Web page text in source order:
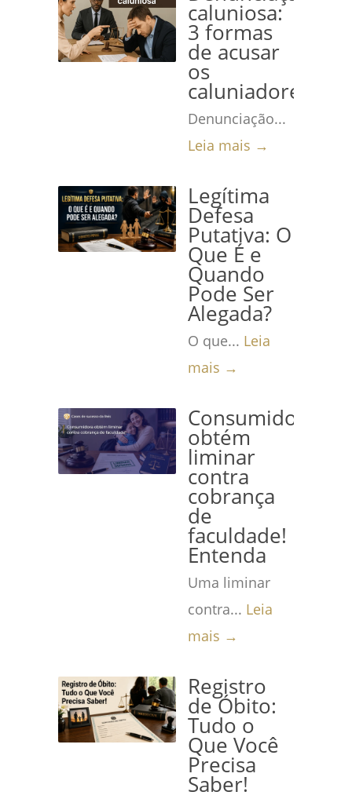
caluniosa:
3 formas
de acusar
os
caluniadores
Denunciação...
Leia mais →
Legítima
Defesa
Putativa: O
Que É e
Quando
Pode Ser
Alegada?
O que... Leia
mais →
Consumidora
obtém
liminar
contra
cobrança
de
faculdade!
Entenda
Uma liminar
contra... Leia
mais →
Registro
de Óbito:
Tudo o
Que Você
Precisa
Saber!